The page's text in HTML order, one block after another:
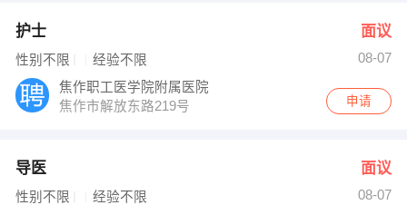
护士 面议
性别不限 经验不限
08-07
焦作职工医学院附属医院
焦作市解放东路219号
申请
导医 面议
性别不限 经验不限
08-07